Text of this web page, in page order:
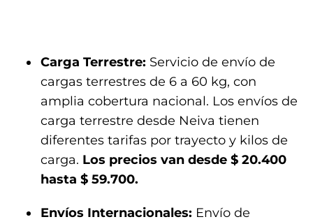
Carga Terrestre: Servicio de envío de
cargas terrestres de 6 a 60 kg, con
amplia cobertura nacional. Los envíos de
carga terrestre desde Neiva tienen
diferentes tarifas por trayecto y kilos de
carga. Los precios van desde $ 20.400
hasta $ 59.700.
Envíos Internacionales: Envío de